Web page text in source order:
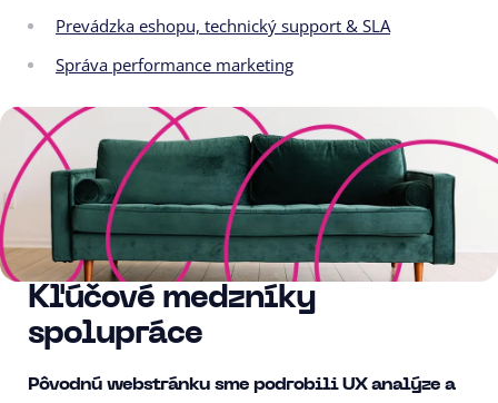
Prevádzka eshopu, technický support & SLA
Správa performance marketing
Kľúčové medzníky
spolupráce
Pôvodnú webstránku sme podrobili UX analýze a